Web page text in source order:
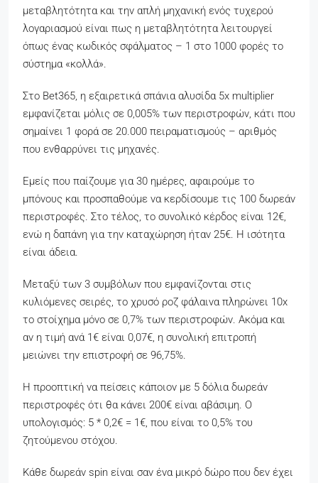
μεταβλητότητα και την απλή μηχανική ενός τυχερού
λογαριασμού είναι πως η μεταβλητότητα λειτουργεί
όπως ένας κωδικός σφάλματος – 1 στο 1000 φορές το
σύστημα «κολλά».
Στο Bet365, η εξαιρετικά σπάνια αλυσίδα 5x multiplier
εμφανίζεται μόλις σε 0,005% των περιστροφών, κάτι που
σημαίνει 1 φορά σε 20.000 πειραματισμούς – αριθμός
που ενθαρρύνει τις μηχανές.
Εμείς που παίζουμε για 30 ημέρες, αφαιρούμε το
μπόνους και προσπαθούμε να κερδίσουμε τις 100 δωρεάν
περιστροφές. Στο τέλος, το συνολικό κέρδος είναι 12€,
ενώ η δαπάνη για την καταχώρηση ήταν 25€. Η ισότητα
είναι άδεια.
Μεταξύ των 3 συμβόλων που εμφανίζονται στις
κυλιόμενες σειρές, το χρυσό ροζ φάλαινα πληρώνει 10x
το στοίχημα μόνο σε 0,7% των περιστροφών. Ακόμα και
αν η τιμή ανά 1€ είναι 0,07€, η συνολική επιτροπή
μειώνει την επιστροφή σε 96,75%.
Η προοπτική να πείσεις κάποιον με 5 δόλια δωρεάν
περιστροφές ότι θα κάνει 200€ είναι αβάσιμη. Ο
υπολογισμός: 5 * 0,2€ = 1€, που είναι το 0,5% του
ζητούμενου στόχου.
Κάθε δωρεάν spin είναι σαν ένα μικρό δώρο που δεν έχει